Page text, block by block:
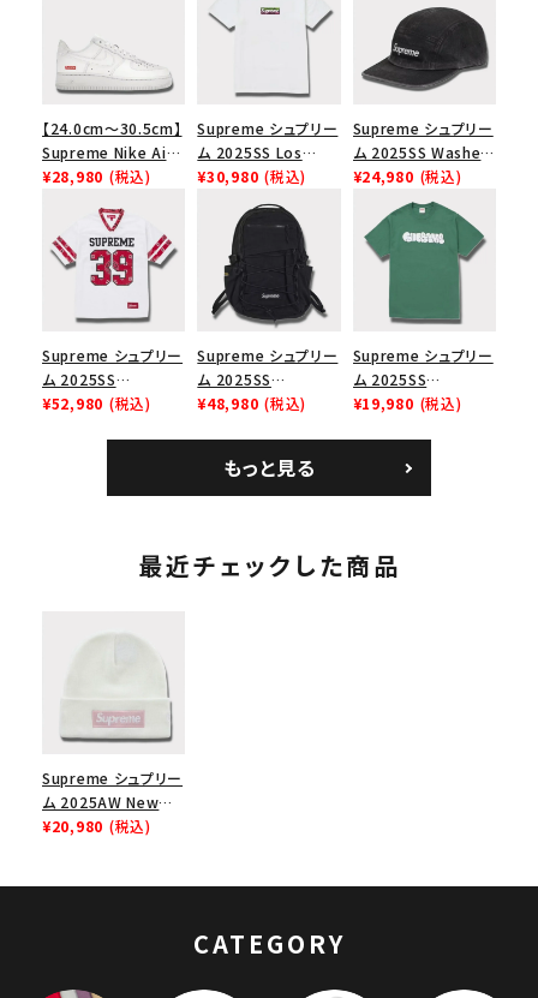
【24.0cm～30.5cm】
Supreme Nike Air
Force 1 Low シュプ
ース１スニーカー シ
ューズ ホワイト
¥28,980 (税込)
Supreme シュプリー
ム 2025SS Los
Angeles Fire Relief
Box Logo Tee ファ
イヤーリリーフボック
スロゴTシャツ ホワ
イト 白
¥30,980 (税込)
Supreme シュプリー
ム 2025SS Washed
Chino Twill Camp
Cap ウォッシュチノツ
イルキャンプキャップ
ブラック 黒
¥24,980 (税込)
Supreme シュプリー
ム 2025SS
Bandana Football
¥52,980 (税込)
Supreme シュプリー
ム 2025SS
Backpack バックパッ
¥48,980 (税込)
Supreme シュプリー
ム 2025SS
Homerun Tee ホー
¥19,980 (税込)
もっと見る
最近チェックした商品
Supreme シュプリー
ム 2025AW New
Era Box Logo
¥20,980 (税込)
CATEGORY